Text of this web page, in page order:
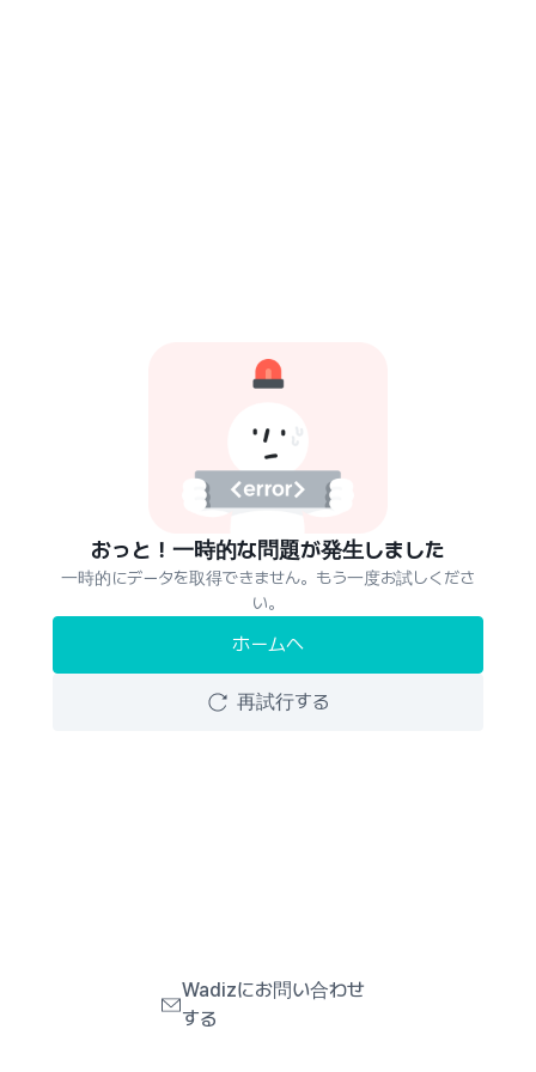
おっと！一時的な問題が発生しました
一時的にデータを取得できません。もう一度お試しくださ
い。
ホームへ
再試行する
Wadizにお問い合わせ
する